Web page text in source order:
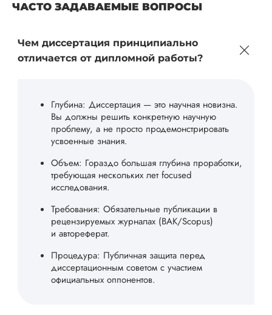
ЧАСТО ЗАДАВАЕМЫЕ ВОПРОСЫ
Чем диссертация принципиально
отличается от дипломной работы?
Глубина: Диссертация — это научная новизна.
Вы должны решить конкретную научную
проблему, а не просто продемонстрировать
усвоенные знания.
Объем: Гораздо большая глубина проработки,
требующая нескольких лет focused
исследования.
Требования: Обязательные публикации в
рецензируемых журналах (ВАК/Scopus)
и автореферат.
Процедура: Публичная защита перед
диссертационным советом с участием
официальных оппонентов.